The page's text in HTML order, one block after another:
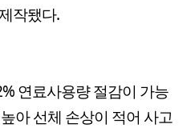
작됐다.
연료사용량 절감이 가능
아 선체 손상이 적어 사고